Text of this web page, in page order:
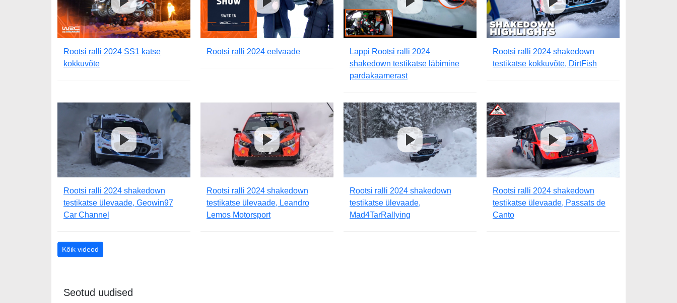
Rootsi ralli 2024 SS1 katse
kokkuvõte
Rootsi ralli 2024 eelvaade
Lappi Rootsi ralli 2024
shakedown testikatse läbimine
pardakaamerast
Rootsi ralli 2024 shakedown
testikatse kokkuvõte, DirtFish
Rootsi ralli 2024 shakedown
testikatse ülevaade, Geowin97
Car Channel
Rootsi ralli 2024 shakedown
testikatse ülevaade, Leandro
Lemos Motorsport
Rootsi ralli 2024 shakedown
testikatse ülevaade,
Mad4TarRallying
Rootsi ralli 2024 shakedown
testikatse ülevaade, Passats de
Canto
Kõik videod
Seotud uudised